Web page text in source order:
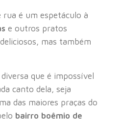
rua é um espetáculo à
e outros pratos
mas também
que é impossível
canto dela, seja
das maiores praças do
bairro boêmio de